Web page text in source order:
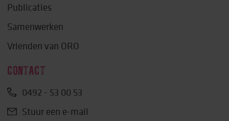
Publicaties
Samenwerken
Vrienden van ORO
CONTACT
0492 - 53 00 53
Stuur een e-mail